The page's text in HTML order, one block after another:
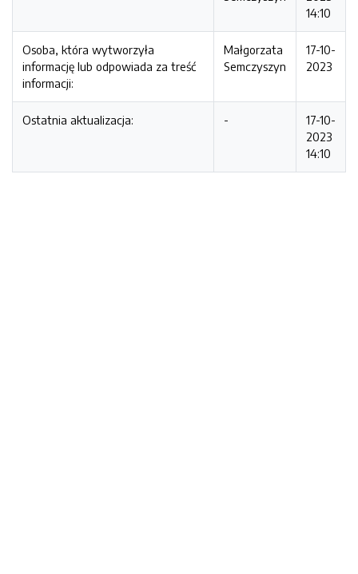
14:10
Osoba, która wytworzyła
informację lub odpowiada za treść
informacji:
Małgorzata
Semczyszyn
17-10-
2023
Ostatnia aktualizacja: -
17-10-
2023
14:10